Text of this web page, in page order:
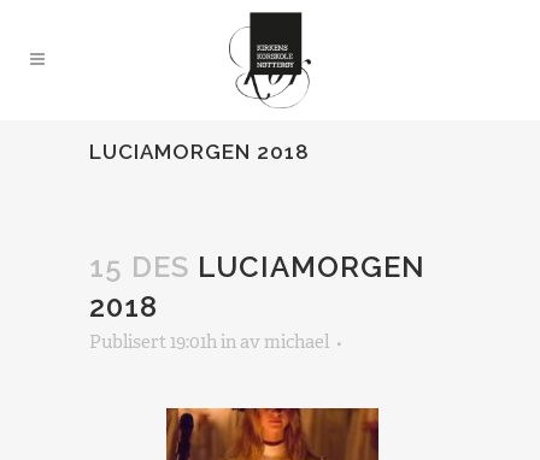
LUCIAMORGEN 2018
15 DES LUCIAMORGEN
2018
Publisert 19:01hin av michael